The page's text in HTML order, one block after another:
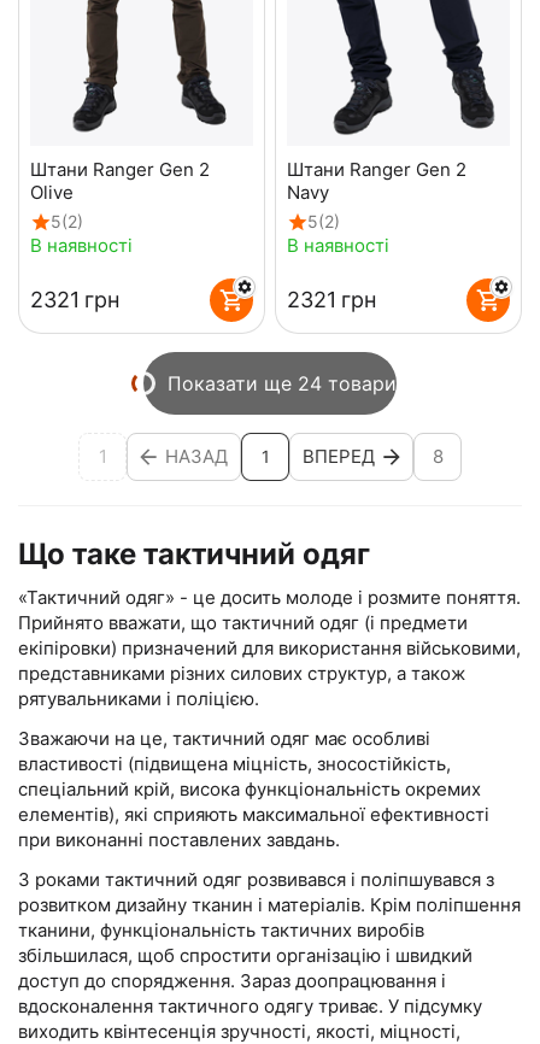
Штани Ranger Gen 2
Olive
5(2)
В наявності
‍2321‍ грн
Штани Ranger Gen 2
Navy
5(2)
В наявності
‍2321‍ грн
Показати ще 24 товари
1 НАЗАД 1 ВПЕРЕД 8
Що таке тактичний одяг
«Тактичний одяг» - це досить молоде і розмите поняття.
Прийнято вважати, що тактичний одяг (і предмети
екіпіровки) призначений для використання військовими,
представниками різних силових структур, а також
рятувальниками і поліцією.
Зважаючи на це, тактичний одяг має особливі
властивості (підвищена міцність, зносостійкість,
спеціальний крій, висока функціональність окремих
елементів), які сприяють максимальної ефективності
при виконанні поставлених завдань.
З роками тактичний одяг розвивався і поліпшувався з
розвитком дизайну тканин і матеріалів. Крім поліпшення
тканини, функціональність тактичних виробів
збільшилася, щоб спростити організацію і швидкий
доступ до спорядження. Зараз доопрацювання і
вдосконалення тактичного одягу триває. У підсумку
виходить квінтесенція зручності, якості, міцності,